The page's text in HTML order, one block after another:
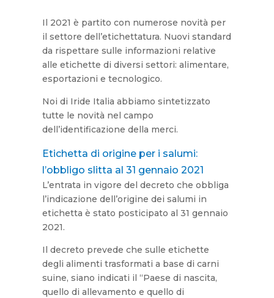
Il 2021 è partito con numerose novità per
il settore dell’etichettatura. Nuovi standard
da rispettare sulle informazioni relative
alle etichette di diversi settori: alimentare,
esportazioni e tecnologico.
Noi di Iride Italia abbiamo sintetizzato
tutte le novità nel campo
dell’identificazione della merci.
Etichetta di origine per i salumi:
l’obbligo slitta al 31 gennaio 2021
L’entrata in vigore del decreto che obbliga
l’indicazione dell’origine dei salumi in
etichetta è stato posticipato al 31 gennaio
2021.
Il decreto prevede che sulle etichette
degli alimenti trasformati a base di carni
suine, siano indicati il “Paese di nascita,
quello di allevamento e quello di